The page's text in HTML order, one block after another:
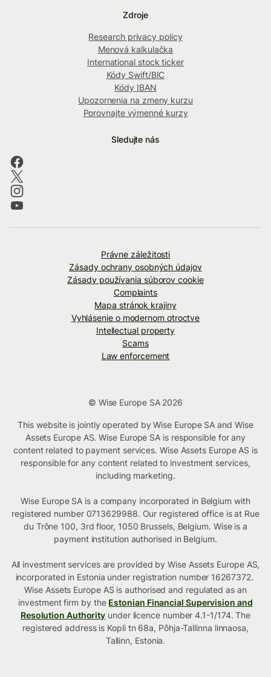
Zdroje
Research privacy policy
Menová kalkulačka
International stock ticker
Kódy Swift/BIC
Kódy IBAN
Upozornenia na zmeny kurzu
Porovnajte výmenné kurzy
Sledujte nás
Právne záležitosti
Zásady ochrany osobných údajov
Zásady používania súborov cookie
Complaints
Mapa stránok krajiny
Vyhlásenie o modernom otroctve
Intellectual property
Scams
Law enforcement
© Wise Europe SA 2026
This website is jointly operated by Wise Europe SA and Wise
Assets Europe AS. Wise Europe SA is responsible for any
content related to payment services. Wise Assets Europe AS is
responsible for any content related to investment services,
including marketing.
Wise Europe SA is a company incorporated in Belgium with
registered number 0713629988. Our registered office is at Rue
du Trône 100, 3rd floor, 1050 Brussels, Belgium. Wise is a
payment institution authorised in Belgium.
All investment services are provided by Wise Assets Europe AS,
incorporated in Estonia under registration number 16267372.
Wise Assets Europe AS is authorised and regulated as an
investment firm by the Estonian Financial Supervision and
Resolution Authority under licence number 4.1-1/174. The
registered address is Kopli tn 68a, Põhja-Tallinna linnaosa,
Tallinn, Estonia.